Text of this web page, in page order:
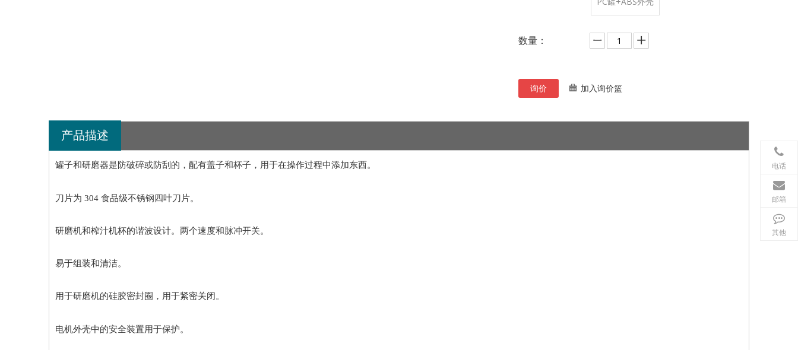
数量：
询价 加入询价篮
产品描述
罐子和研磨器是防破碎或防刮的，配有盖子和杯子，用于在操作过程中添加东西。
刀片为 304 食品级不锈钢四叶刀片。
研磨机和榨汁机杯的谐波设计。两个速度和脉冲开关。
易于组装和清洁。
用于研磨机的硅胶密封圈，用于紧密关闭。
电机外壳中的安全装置用于保护。
电话
邮箱
其他